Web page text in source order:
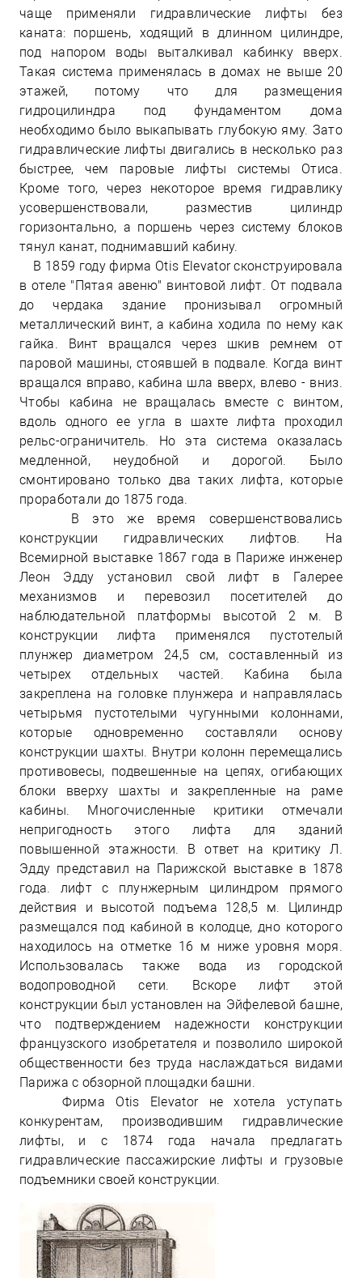
чаще применяли гидравлические лифты без
каната: поршень, ходящий в длинном цилиндре,
под напором воды выталкивал кабинку вверх.
Такая система применялась в домах не выше 20
этажей, потому что для размещения
гидроцилиндра под фундаментом дома
необходимо было выкапывать глубокую яму. Зато
гидравлические лифты двигались в несколько раз
быстрее, чем паровые лифты системы Отиса.
Кроме того, через некоторое время гидравлику
усовершенствовали, разместив цилиндр
горизонтально, а поршень через систему блоков
тянул канат, поднимавший кабину.
В 1859 году фирма Otis Elevator сконструировала
в отеле "Пятая авеню" винтовой лифт. От подвала
до чердака здание пронизывал огромный
металлический винт, а кабина ходила по нему как
гайка. Винт вращался через шкив ремнем от
паровой машины, стоявшей в подвале. Когда винт
вращался вправо, кабина шла вверх, влево - вниз.
Чтобы кабина не вращалась вместе с винтом,
вдоль одного ее угла в шахте лифта проходил
рельс-ограничитель. Но эта система оказалась
медленной, неудобной и дорогой. Было
смонтировано только два таких лифта, которые
проработали до 1875 года.
В это же время совершенствовались
конструкции гидравлических лифтов. На
Всемирной выставке 1867 года в Париже инженер
Леон Эдду установил свой лифт в Галерее
механизмов и перевозил посетителей до
наблюдательной платформы высотой 2 м. В
конструкции лифта применялся пустотелый
плунжер диаметром 24,5 см, составленный из
четырех отдельных частей. Кабина была
закреплена на головке плунжера и направлялась
четырьмя пустотелыми чугунными колоннами,
которые одновременно составляли основу
конструкции шахты. Внутри колонн перемещались
противовесы, подвешенные на цепях, огибающих
блоки вверху шахты и закрепленные на раме
кабины. Многочисленные критики отмечали
непригодность этого лифта для зданий
повышенной этажности. В ответ на критику Л.
Эдду представил на Парижской выставке в 1878
года. лифт с плунжерным цилиндром прямого
действия и высотой подъема 128,5 м. Цилиндр
размещался под кабиной в колодце, дно которого
находилось на отметке 16 м ниже уровня моря.
Использовалась также вода из городской
водопроводной сети. Вскоре лифт этой
конструкции был установлен на Эйфелевой башне,
что подтверждением надежности конструкции
французского изобретателя и позволило широкой
общественности без труда наслаждаться видами
Парижа с обзорной площадки башни.
Фирма Otis Elevator не хотела уступать
конкурентам, производившим гидравлические
лифты, и с 1874 года начала предлагать
гидравлические пассажирские лифты и грузовые
подъемники своей конструкции.